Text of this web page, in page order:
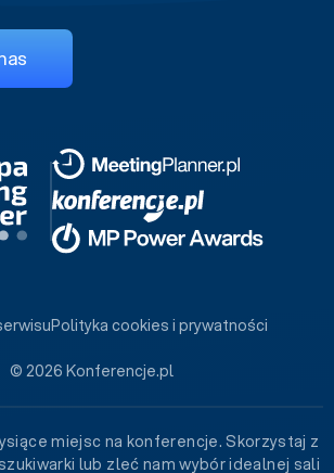
© 2026 Konferencje.pl
Polityka cookies i prywatności
miejsc na konferencje. Skorzystaj z
lub zleć nam wybór idealnej sali